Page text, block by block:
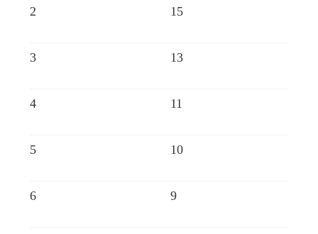
2 15
3 13
4 11
5 10
6 9